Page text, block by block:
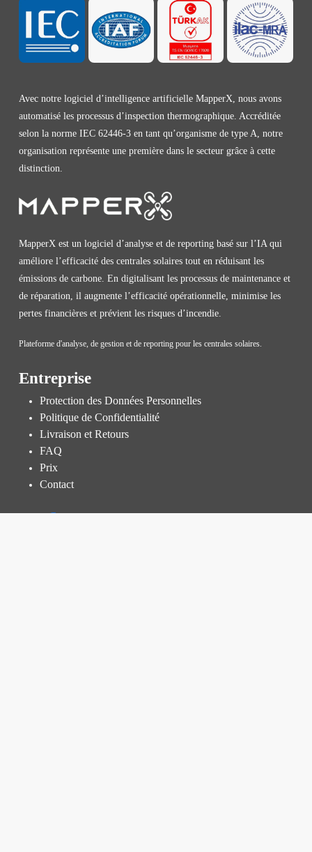
Avec notre logiciel d’intelligence artificielle MapperX, nous avons
automatisé les processus d’inspection thermographique. Accréditée
selon la norme IEC 62446-3 en tant qu’organisme de type A, notre
organisation représente une première dans le secteur grâce à cette
distinction.
MapperX est un logiciel d’analyse et de reporting basé sur l’IA qui
améliore l’efficacité des centrales solaires tout en réduisant les
émissions de carbone. En digitalisant les processus de maintenance et
de réparation, il augmente l’efficacité opérationnelle, minimise les
pertes financières et prévient les risques d’incendie.
Plateforme d'analyse, de gestion et de reporting pour les centrales solaires.
Entreprise
Protection des Données Personnelles
Politique de Confidentialité
Livraison et Retours
FAQ
Prix
Contact